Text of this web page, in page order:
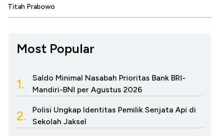
Titah Prabowo
Most Popular
1.
Saldo Minimal Nasabah Prioritas Bank BRI-
Mandiri-BNI per Agustus 2026
2.
Polisi Ungkap Identitas Pemilik Senjata Api di
Sekolah Jaksel